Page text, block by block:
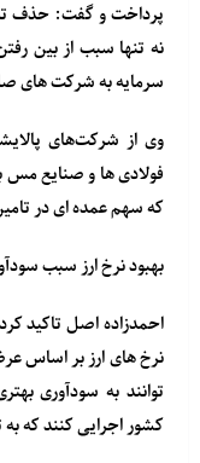
پرداخت و گفت: حذف
نه تنها سبب از بین
سرمایه به شرکت های
وی از شرکت‌های
فولادی ها و صنایع مس
که سهم عمده ای در
بهبود نرخ ارز سبب
احمدزاده اصل تاکید
نرخ های ارز بر اساس
توانند به سودآوری
کشور اجرایی کنند که